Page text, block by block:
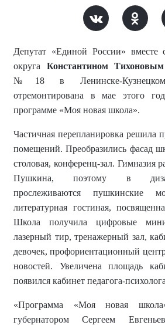
Депутат «Единой России» вместе
округа Константином Тихоновым
№18 в Ленинске-
отремонтирована в мае этого
программе «Моя новая школа».
Частичная перепланировка решила
помещений. Преобразились фасад
столовая, конференц-зал. Гимназия
Пушкина, поэтому в
прослеживаются пушкинские
литературная гостиная,
Школа получила цифровые мини-
лазерный тир, тренажерный зал,
девочек, профориентационный
новостей. Увеличена площадь
появился кабинет педагога-
«Программа «Моя новая
губернатором Сергеем